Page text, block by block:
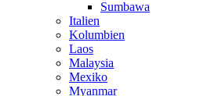
Sumbawa
Italien
Kolumbien
Laos
Malaysia
Mexiko
Myanmar